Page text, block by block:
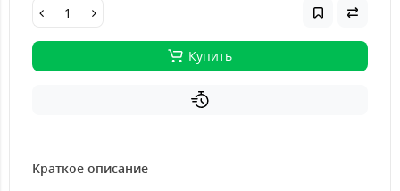
Купить
Краткое описание